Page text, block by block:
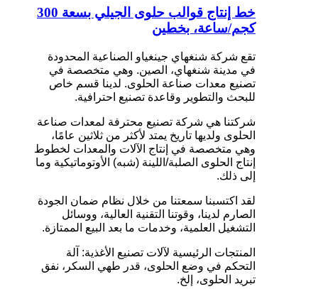
خط إنتاج قوالب حلوى الجيلي بسعة 300
كجم/ساعة، بخطين
تقع شركة شنغهاي جينغياو الصناعية المحدودة
في مدينة شنغهاي، الصين. وهي متخصصة في
تصنيع معدات صناعة الحلوى. لدينا قسم خاص
للبحث والتطوير وقاعدة تصنيع احترافية.
شركتنا هي شركة تصنيع محترفة لمعدات صناعة
الحلوى ولديها تاريخ يمتد لأكثر من ثلاثين عامًا،
وهي متخصصة في إنتاج الآلات والمعدات لخطوط
إنتاج الحلوى الصلبة/اللينة (شبه) الأوتوماتيكية وما
إلى ذلك.
لقد اكتسبنا سمعتنا من خلال نظام ضمان الجودة
الصارم لدينا، وقوتنا التقنية العالية، ووسائل
التشغيل العلمية، وخدمات ما بعد البيع الممتازة.
المنتجات الرئيسية لآلات تصنيع الأغذية: آلة
التحكم في وضع الحلوى، قدر طهي السكر، نفق
تبريد الحلوى، إلخ.